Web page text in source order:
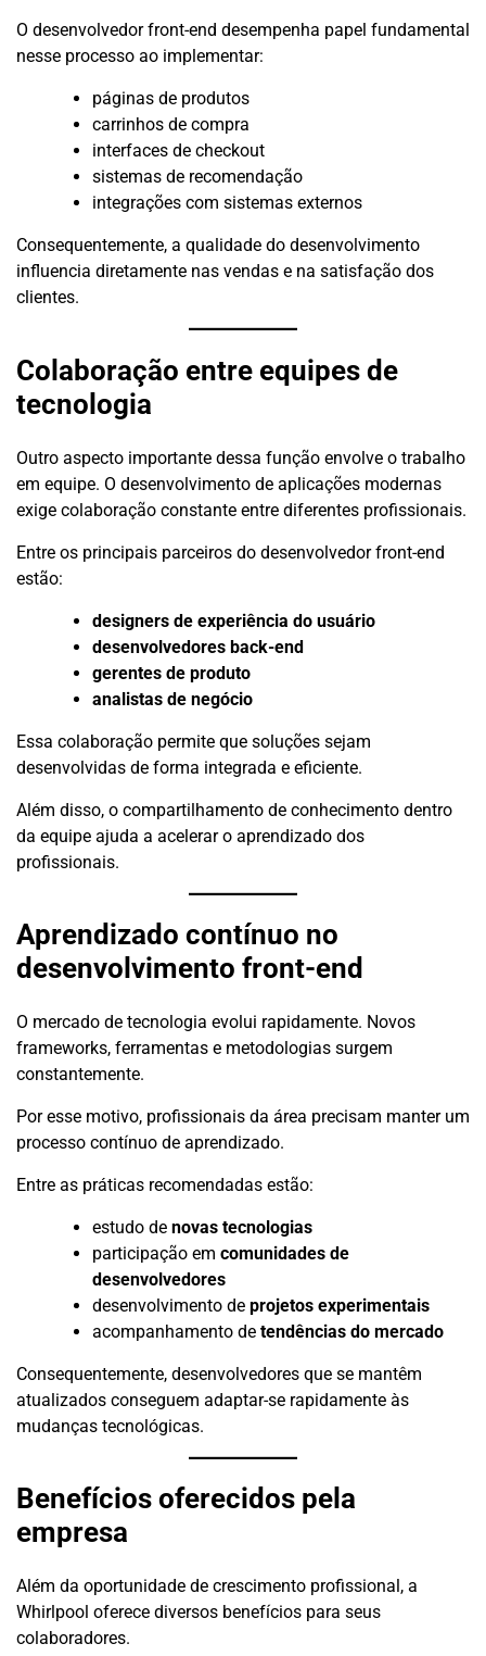
O desenvolvedor front-end desempenha papel fundamental
nesse processo ao implementar:
páginas de produtos
carrinhos de compra
interfaces de checkout
sistemas de recomendação
integrações com sistemas externos
Consequentemente, a qualidade do desenvolvimento
influencia diretamente nas vendas e na satisfação dos
clientes.
Colaboração entre equipes de
tecnologia
Outro aspecto importante dessa função envolve o trabalho
em equipe. O desenvolvimento de aplicações modernas
exige colaboração constante entre diferentes profissionais.
Entre os principais parceiros do desenvolvedor front-end
estão:
designers de experiência do usuário
desenvolvedores back-end
gerentes de produto
analistas de negócio
Essa colaboração permite que soluções sejam
desenvolvidas de forma integrada e eficiente.
Além disso, o compartilhamento de conhecimento dentro
da equipe ajuda a acelerar o aprendizado dos
profissionais.
Aprendizado contínuo no
desenvolvimento front-end
O mercado de tecnologia evolui rapidamente. Novos
frameworks, ferramentas e metodologias surgem
constantemente.
Por esse motivo, profissionais da área precisam manter um
processo contínuo de aprendizado.
Entre as práticas recomendadas estão:
estudo de novas tecnologias
participação em comunidades de
desenvolvedores
desenvolvimento de projetos experimentais
acompanhamento de tendências do mercado
Consequentemente, desenvolvedores que se mantêm
atualizados conseguem adaptar-se rapidamente às
mudanças tecnológicas.
Benefícios oferecidos pela
empresa
Além da oportunidade de crescimento profissional, a
Whirlpool oferece diversos benefícios para seus
colaboradores.